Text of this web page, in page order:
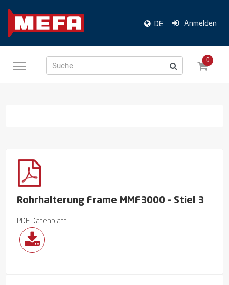
DE Anmelden
Suche
0
Rohrhalterung Frame MMF3000 - Stiel 3
PDF Datenblatt